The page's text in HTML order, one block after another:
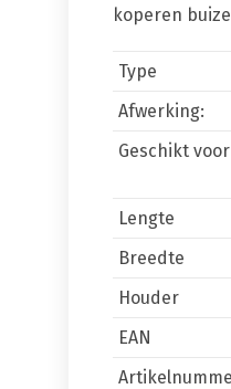
koperen
Type
Afwerking:
Geschikt voor
Lengte
Breedte
Houder
EAN